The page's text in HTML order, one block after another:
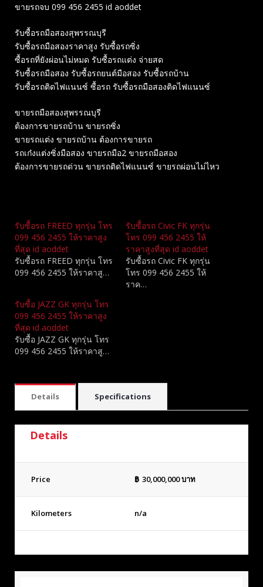
ขายรถจบ 099 456 2455 id aoddet
รับซื้อรถมือสองสุพรรณบุรี
รับซื้อรถมือสองราคาสูง รับซื้อรถซิ่ง
ซื้อรถที่ยังผ่อนไม่หมด รับซื้อรถแต่ง จ่ายสด
รับซื้อรถมือสอง รับซื้อรถยนต์มือสอง รับซื้อรถบ้าน
รับซื้อรถติดไฟแนนซ์ ซื้อรถ รับซื้อรถมือสองติดไฟแนนซ์
ขายรถมือสองสุพรรณบุรี
ต้องการขายรถบ้าน ขายรถซิ่ง
ขายรถแต่ง ขายรถบ้าน ต้องการขายรถ
รถเก๋งแต่งซิ่งมือสอง ขายรถมือ2 ขายรถมือสอง
ต้องการขายรถด่วน ขายรถติดไฟแนนซ์ ขายรถผ่อนไม่ไหว
รับซื้อรถ FREED ทุกรุ่น โทร
099 456 2455 ให้ราคาสูง
ที่สุด id aoddet
รับซื้อรถ FREED ทุกรุ่น โทร
099 456 2455 ให้ราคาสู…
รับซื้อรถ Civic FK ทุกรุ่น
โทร 099 456 2455 ให้
ราคาสูงที่สุด id aoddet
รับซื้อรถ Civic FK ทุกรุ่น
โทร 099 456 2455 ให้
ราค…
รับซื้อ JAZZ GK ทุกรุ่น โทร
099 456 2455 ให้ราคาสูง
ที่สุด id aoddet
รับซื้อ JAZZ GK ทุกรุ่น โทร
099 456 2455 ให้ราคาสู…
Details Specifications
Details
Price ฿ 30,000,000บาท
Kilometers n/a